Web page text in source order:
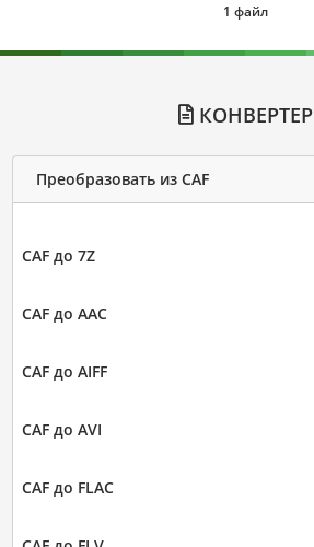
1 файл
КОНВЕРТЕР
Преобразовать из CAF
CAF до 7Z
CAF до AAC
CAF до AIFF
CAF до AVI
CAF до FLAC